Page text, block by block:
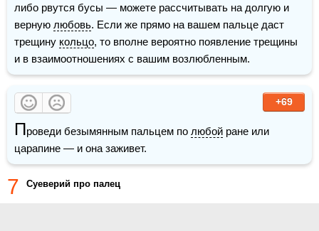
либо рвутся бусы — можете рассчитывать на долгую и
верную любовь. Если же прямо на вашем пальце даст
трещину кольцо, то вполне вероятно появление трещины
и в взаимоотношениях с вашим возлюбленным.
+69
Проведи безымянным пальцем по любой ране или
царапине — и она заживет.
7 Суеверий про палец